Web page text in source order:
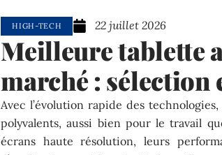
HIGH-TECH 22 juillet 2026
Meilleure tablette
marché : sélection
Avec l’évolution rapide des
polyvalents, aussi bien pour le travail
écrans haute résolution, leurs